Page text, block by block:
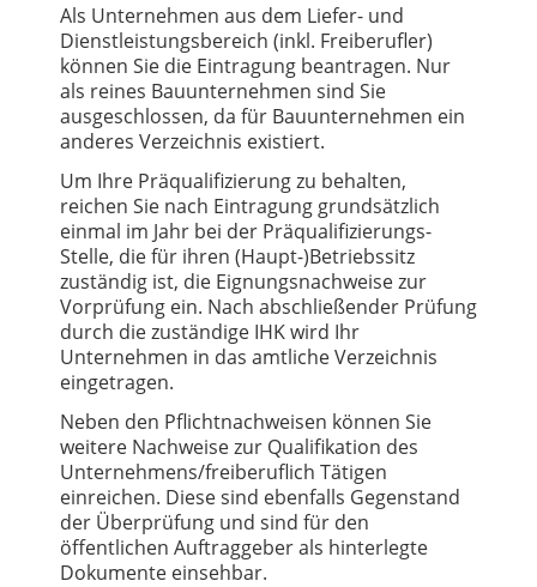
Als Unternehmen aus dem Liefer- und
Dienstleistungsbereich (inkl. Freiberufler)
können Sie die Eintragung beantragen. Nur
als reines Bauunternehmen sind Sie
ausgeschlossen, da für Bauunternehmen ein
anderes Verzeichnis existiert.
Um Ihre Präqualifizierung zu behalten,
reichen Sie nach Eintragung grundsätzlich
einmal im Jahr bei der Präqualifizierungs-
Stelle, die für ihren (Haupt-)Betriebssitz
zuständig ist, die Eignungsnachweise zur
Vorprüfung ein. Nach abschließender Prüfung
durch die zuständige IHK wird Ihr
Unternehmen in das amtliche Verzeichnis
eingetragen.
Neben den Pflichtnachweisen können Sie
weitere Nachweise zur Qualifikation des
Unternehmens/freiberuflich Tätigen
einreichen. Diese sind ebenfalls Gegenstand
der Überprüfung und sind für den
öffentlichen Auftraggeber als hinterlegte
Dokumente einsehbar.